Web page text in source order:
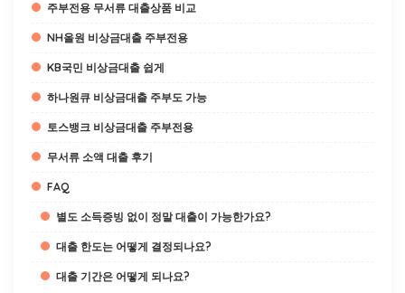
주부전용 무서류 대출상품 비교
NH올원 비상금대출 주부전용
KB국민 비상금대출 쉽게
하나원큐 비상금대출 주부도 가능
토스뱅크 비상금대출 주부전용
무서류 소액 대출 후기
FAQ
별도 소득증빙 없이 정말 대출이 가능한가요?
대출 한도는 어떻게 결정되나요?
대출 기간은 어떻게 되나요?